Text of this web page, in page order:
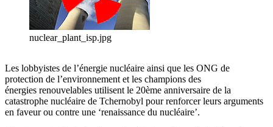
nuclear_plant_isp.jpg
Les lobbyistes de l’énergie nucléaire ainsi que les ONG de
protection de l’environnement et les champions des
énergies renouvelables utilisent le 20ème anniversaire de la
catastrophe nucléaire de Tchernobyl pour renforcer leurs arguments
en faveur ou contre une ‘renaissance du nucléaire’.